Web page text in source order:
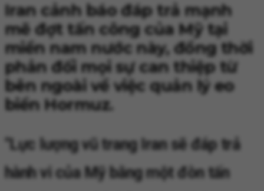
Iran cảnh báo đáp trả mạnh
mẽ đợt tấn công của Mỹ tại
miền nam nước này, đồng thời
phản đối mọi sự can thiệp từ
bên ngoài về việc quản lý eo
biển Hormuz.
"Lực lượng vũ trang Iran sẽ đáp trả
hành vi của Mỹ bằng một đòn tấn